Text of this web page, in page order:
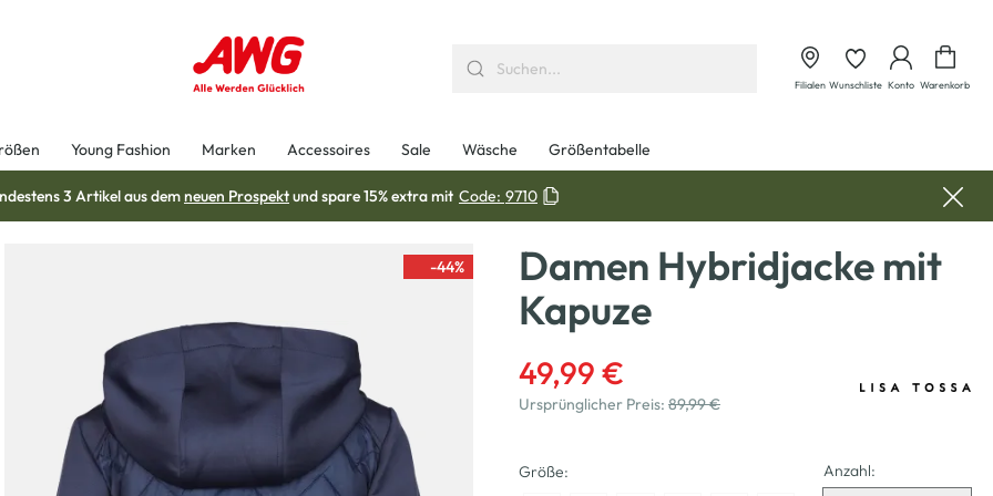
Filialen Wunschliste Konto Warenkorb
Young Fashion Marken Accessoires Sale Wäsche Größentabelle
3 Artikel aus demneuen Prospektund spare 15% extra mit Code: 9710
-44%
Damen Hybridjacke mit
Kapuze
49,99 €
Ursprünglicher Preis: 89,99 €
Größe: Anzahl: